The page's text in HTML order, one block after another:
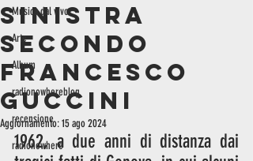
Musica dal vivo
Arte
Album
radionowhereblog
recensione
radionowhere
sinistra
secondo
Francesco
Guccini
Aggiornamento:15 ago 2024
1962, a due anni di distanza dai